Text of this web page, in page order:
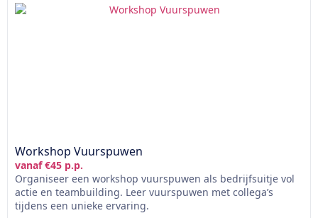
Workshop Vuurspuwen
vanaf €45 p.p.
Organiseer een workshop vuurspuwen als bedrijfsuitje vol
actie en teambuilding. Leer vuurspuwen met collega’s
tijdens een unieke ervaring.